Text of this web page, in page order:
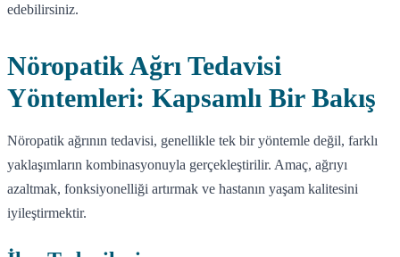
edebilirsiniz.
Nöropatik Ağrı Tedavisi
Yöntemleri: Kapsamlı Bir Bakış
Nöropatik ağrının tedavisi, genellikle tek bir yöntemle değil, farklı
yaklaşımların kombinasyonuyla gerçekleştirilir. Amaç, ağrıyı
azaltmak, fonksiyonelliği artırmak ve hastanın yaşam kalitesini
iyileştirmektir.